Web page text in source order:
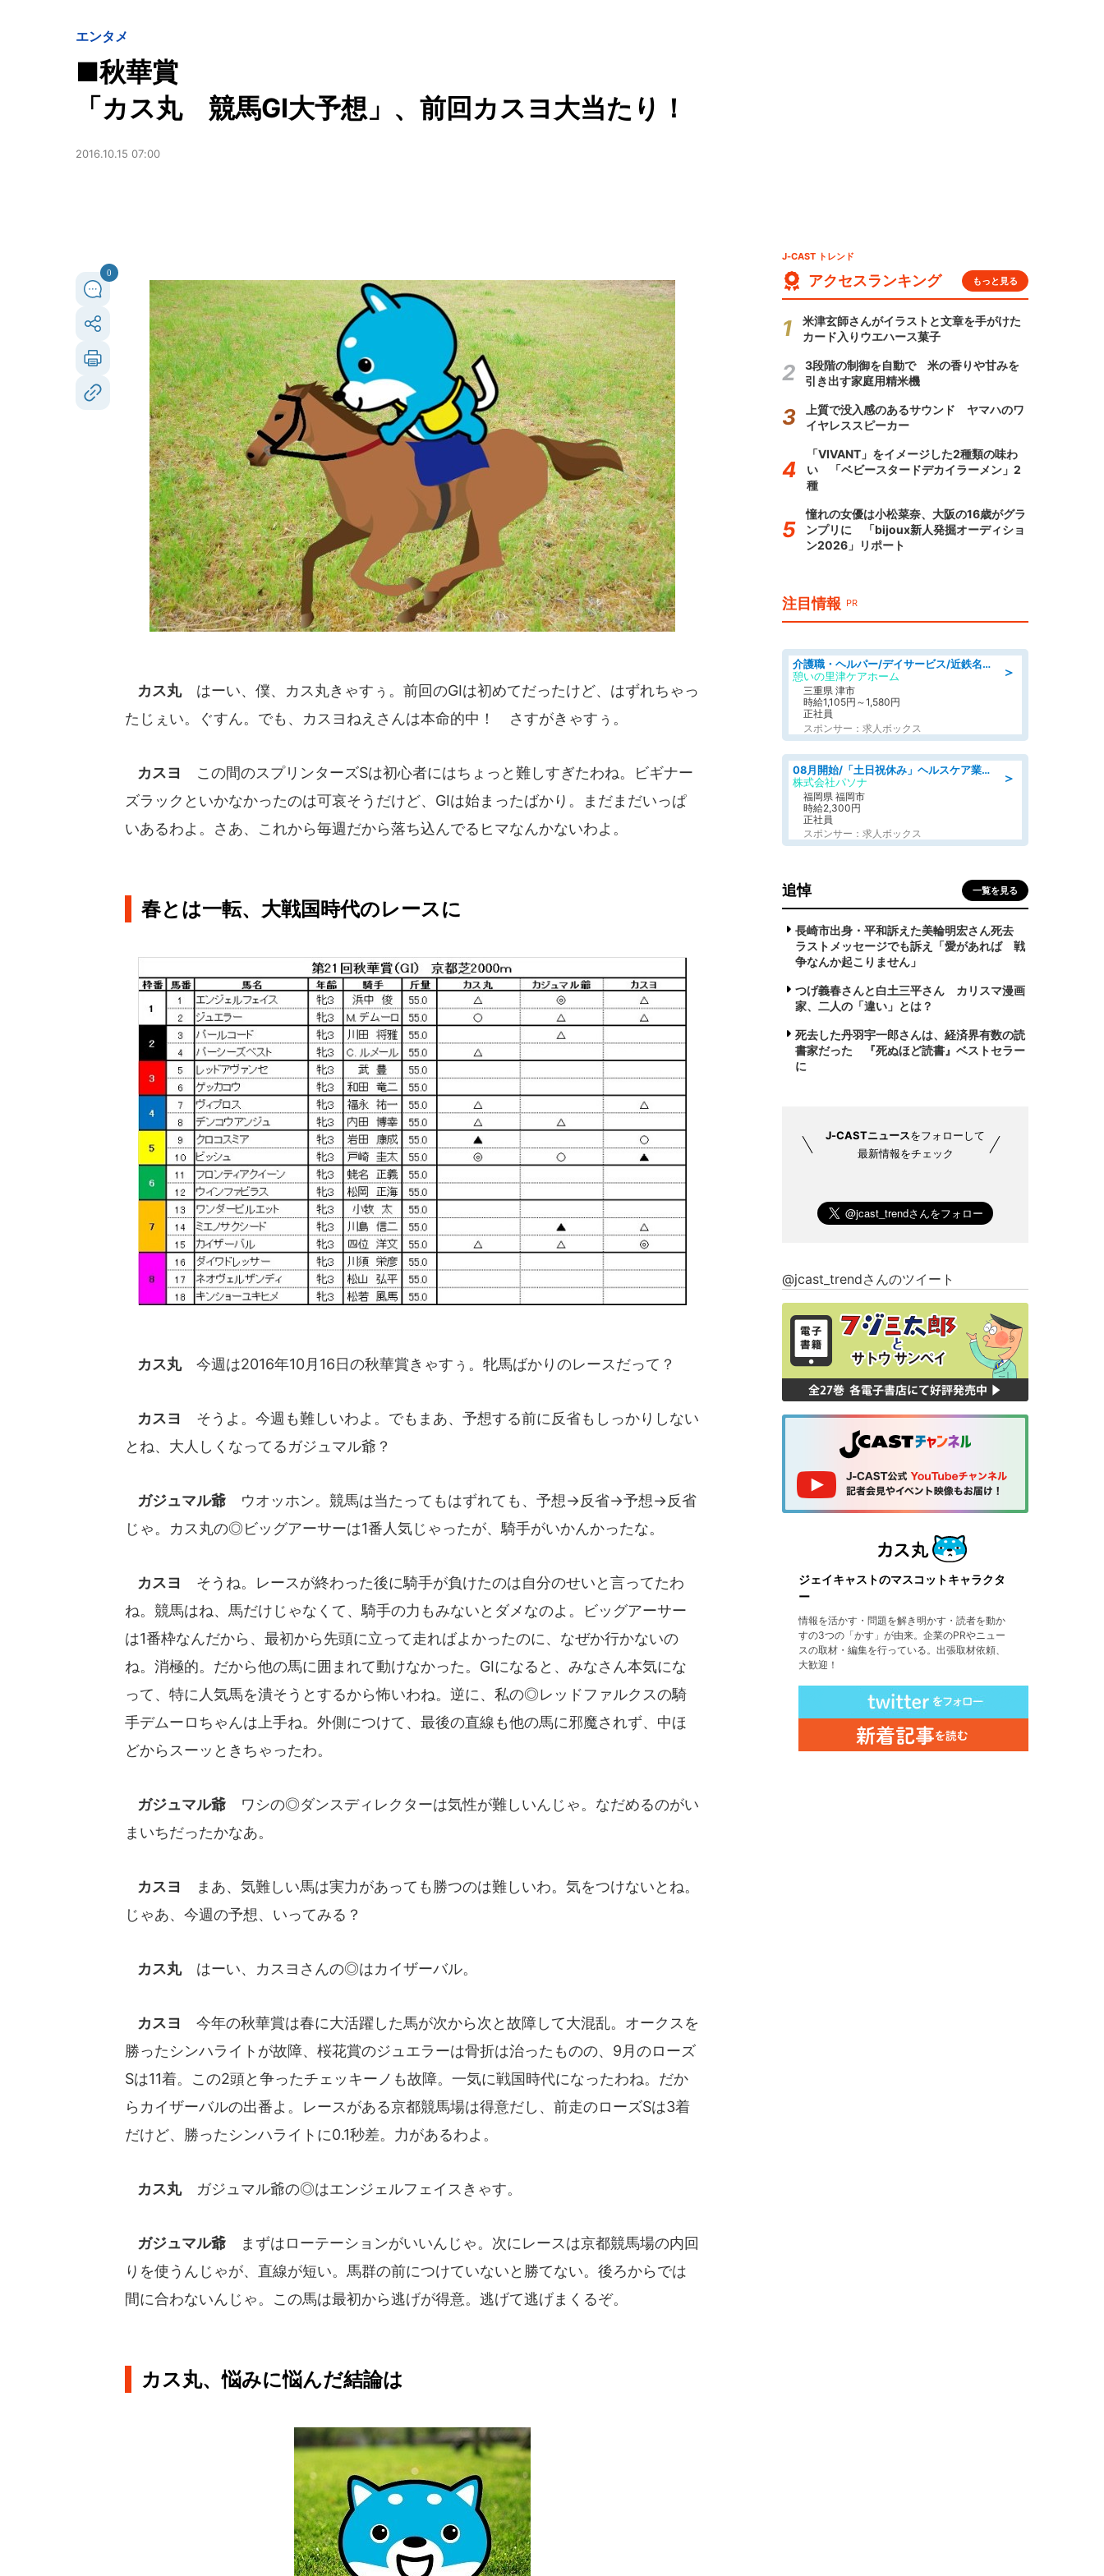
エンタメ
■秋華賞
「カス丸 競馬GⅠ大予想」、前回カスヨ大当たり！
2016.10.15 07:00
0
カス丸はーい、僕、カス丸きゃすぅ。前回のGⅠは初めてだったけど、はずれちゃっ
たじぇい。ぐすん。でも、カスヨねえさんは本命的中！ さすがきゃすぅ。
カスヨ
この間のスプリンターズSは初心者にはちょっと難しすぎたわね。ビギナー
ズラックといかなかったのは可哀そうだけど、GⅠは始まったばかり。まだまだいっぱ
いあるわよ。さあ、これから毎週だから落ち込んでるヒマなんかないわよ。
春とは一転、大戦国時代のレースに
カス丸今週は2016年10月16日の秋華賞きゃすぅ。牝馬ばかりのレースだって？
カスヨ
そうよ。今週も難しいわよ。でもまあ、予想する前に反省もしっかりしない
とね、大人しくなってるガジュマル爺？
ガジュマル爺 ウオッホン。競馬は当たってもはずれても、予想→反省→予想→反省
じゃ。カス丸の◎ビッグアーサーは1番人気じゃったが、騎手がいかんかったな。
カスヨ
そうね。レースが終わった後に騎手が負けたのは自分のせいと言ってたわ
ね。競馬はね、馬だけじゃなくて、騎手の力もみないとダメなのよ。ビッグアーサー
は1番枠なんだから、最初から先頭に立って走ればよかったのに、なぜか行かないの
ね。消極的。だから他の馬に囲まれて動けなかった。GⅠになると、みなさん本気にな
って、特に人気馬を潰そうとするから怖いわね。逆に、私の◎レッドファルクスの騎
手デムーロちゃんは上手ね。外側につけて、最後の直線も他の馬に邪魔されず、中ほ
どからスーッときちゃったわ。
ガジュマル爺 ワシの◎ダンスディレクターは気性が難しいんじゃ。なだめるのがい
まいちだったかなあ。
カスヨ
まあ、気難しい馬は実力があっても勝つのは難しいわ。気をつけないとね。
じゃあ、今週の予想、いってみる？
カス丸はーい、カスヨさんの◎はカイザーバル。
カスヨ
今年の秋華賞は春に大活躍した馬が次から次と故障して大混乱。オークスを
勝ったシンハライトが故障、桜花賞のジュエラーは骨折は治ったものの、9月のローズ
Sは11着。この2頭と争ったチェッキーノも故障。一気に戦国時代になったわね。だか
らカイザーバルの出番よ。レースがある京都競馬場は得意だし、前走のローズSは3着
だけど、勝ったシンハライトに0.1秒差。力があるわよ。
カス丸ガジュマル爺の◎はエンジェルフェイスきゃす。
ガジュマル爺 まずはローテーションがいいんじゃ。次にレースは京都競馬場の内回
りを使うんじゃが、直線が短い。馬群の前につけていないと勝てない。後ろからでは
間に合わないんじゃ。この馬は最初から逃げが得意。逃げて逃げまくるぞ。
カス丸、悩みに悩んだ結論は
J-CAST トレンド
アクセスランキング もっと見る
米津玄師さんがイラストと文章を手がけた
カード入りウエハース菓子
3段階の制御を自動で 米の香りや甘みを
引き出す家庭用精米機
上質で没入感のあるサウンド ヤマハのワ
イヤレススピーカー
「VIVANT」をイメージした2種類の味わ
い 「ベビースタードデカイラーメン」2
種
憧れの女優は小松菜奈、大阪の16歳がグラ
ンプリに 「bijoux新人発掘オーディショ
ン2026」リポート
注目情報 PR
＞
介護職・ヘルパー/デイサービス/近鉄名古屋線 高田本山/津市/三重県
憩いの里津ケアホーム
三重県 津市
時給1,105円～1,580円
正社員
スポンサー：求人ボックス
＞
08月開始/「土日祝休み」ヘルスケア業界の産業保健師/高時給/未経験OK/要資格:保健師、正看護師
株式会社パソナ
福岡県 福岡市
時給2,300円
正社員
スポンサー：求人ボックス
追悼 一覧を見る
長崎市出身・平和訴えた美輪明宏さん死去
ラストメッセージでも訴え「愛があれば 戦
争なんか起こりません」
つげ義春さんと白土三平さん カリスマ漫画
家、二人の「違い」とは？
死去した丹羽宇一郎さんは、経済界有数の読
書家だった 『死ぬほど読書』ベストセラー
に
J-CASTニュースをフォローして
最新情報をチェック
@jcast_trendさんのツイート
ジェイキャストのマスコットキャラクタ
ー
情報を活かす・問題を解き明かす・読者を動か
すの3つの「かす」が由来。企業のPRやニュー
スの取材・編集を行っている。出張取材依頼、
大歓迎！